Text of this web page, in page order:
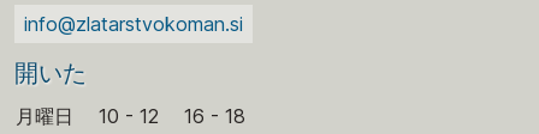
info@zlatarstvokoman.si
開いた
月曜日 10 - 12
16 - 18